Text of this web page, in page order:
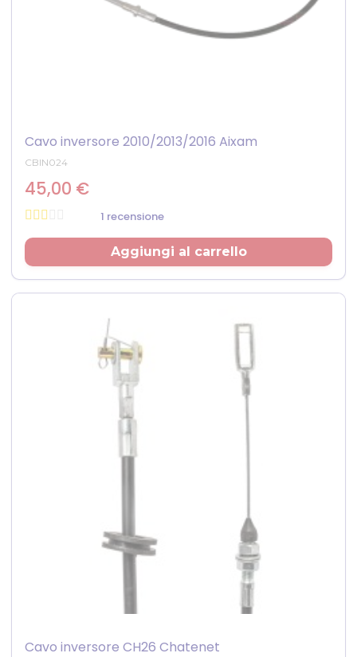
Cavo inversore 2010/2013/2016 Aixam
CBIN024
45,00 €
1 recensione
Prezzo
Aggiungi al carrello
Cavo inversore CH26 Chatenet